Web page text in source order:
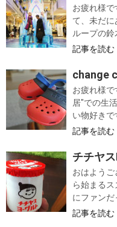
お疲れ様
て、未だ
ループの鈴
記事を読む
change
お疲れ様
居"での生
い物好きで
記事を読む
チチヤス
おはよう
ら始まる
にファンだ
記事を読む